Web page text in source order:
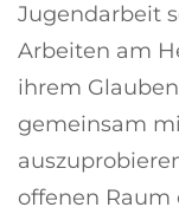
Jugendarbeit
Arbeiten am
ihrem
gemeinsam
offenen Raum